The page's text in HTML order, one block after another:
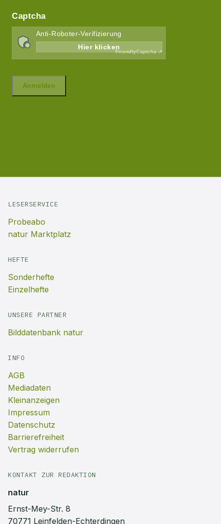
LESERSERVICE
Probeabo
natur Marktplatz
HEFTE
Sonderhefte
Einzelhefte
UNSERE PARTNER
Bilddatenbank natur
INFO
AGB
Mediadaten
Kleinanzeigen
Impressum
Datenschutz
Barrierefreiheit
Vertrag widerrufen
KONTAKT ZUR REDAKTION
natur
Ernst-Mey-Str. 8
70771 Leinfelden-Echterdingen